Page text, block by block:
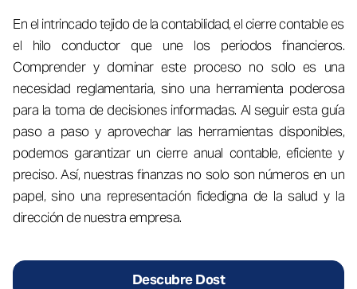
En el intrincado tejido de la contabilidad, el cierre contable es
el hilo conductor que une los periodos financieros.
Comprender y dominar este proceso no solo es una
necesidad reglamentaria, sino una herramienta poderosa
para la toma de decisiones informadas. Al seguir esta guía
paso a paso y aprovechar las herramientas disponibles,
podemos garantizar un cierre anual contable, eficiente y
preciso. Así, nuestras finanzas no solo son números en un
papel, sino una representación fidedigna de la salud y la
dirección de nuestra empresa.
Descubre Dost